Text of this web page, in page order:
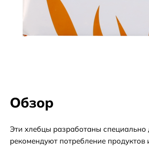
Обзор
Эти хлебцы разработаны
рекомендуют потребление